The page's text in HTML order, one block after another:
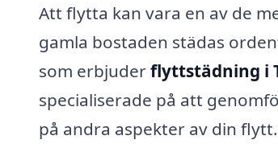
Att flytta kan vara en av de
gamla bostaden städas
som erbjuderflyttstädning i
specialiserade på att
på andra aspekter av din